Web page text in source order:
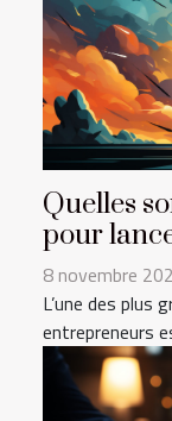
Quelles
pour
8 novembre
L’une des
entrepreneurs